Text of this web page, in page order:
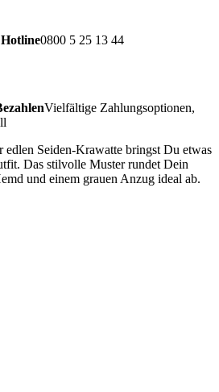
0800 5 25 13 44
Vielfältige Zahlungsoptionen,
Seiden-Krawatte bringst Du etwas
Das stilvolle Muster rundet Dein
und einem grauen Anzug ideal ab.